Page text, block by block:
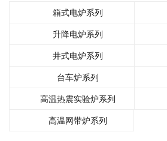
箱式电炉系列
升降电炉系列
井式电炉系列
台车炉系列
高温热震实验炉系列
高温网带炉系列